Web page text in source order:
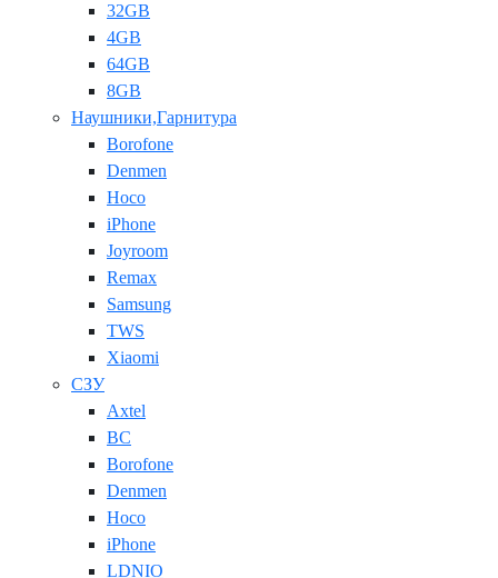
32GB
4GB
64GB
8GB
Наушники,Гарнитура
Borofone
Denmen
Hoco
iPhone
Joyroom
Remax
Samsung
TWS
Xiaomi
СЗУ
Axtel
BC
Borofone
Denmen
Hoco
iPhone
LDNIO